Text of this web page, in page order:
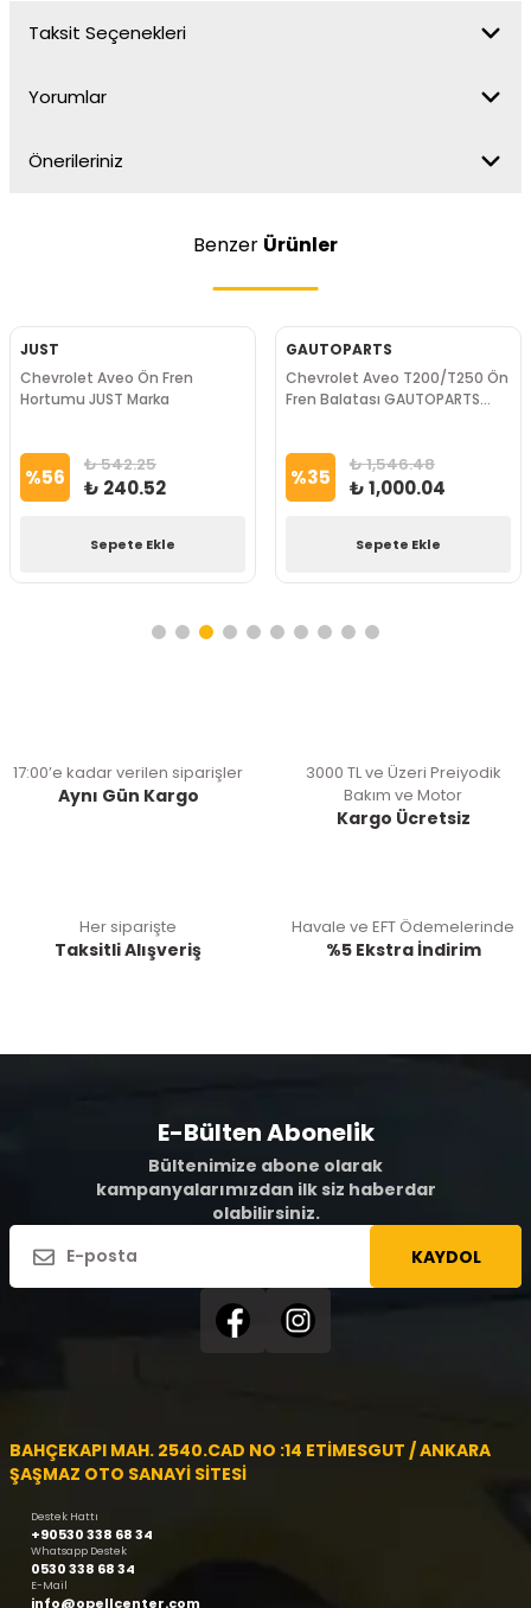
Taksit Seçenekleri
Yorumlar
Önerileriniz
Benzer Ürünler
JUST
Chevrolet Aveo Ön Fren
Hortumu JUST Marka
%56 ₺ 542.25
₺ 240.52
Sepete Ekle
GAUTOPARTS
Chevrolet Aveo T200/T250 Ön
Fren Balatası GAUTOPARTS
%35 ₺ 1,546.48
₺ 1,000.04
Sepete Ekle
17:00’e kadar verilen siparişler
Aynı Gün Kargo
3000 TL ve Üzeri Preiyodik
Bakım ve Motor
Kargo Ücretsiz
Her siparişte
Taksitli Alışveriş
Havale ve EFT Ödemelerinde
%5 Ekstra İndirim
E-Bülten Abonelik
Bültenimize abone olarak
kampanyalarımızdan ilk siz haberdar
olabilirsiniz.
KAYDOL
BAHÇEKAPI MAH. 2540.CAD NO :14 ETİMESGUT / ANKARA
ŞAŞMAZ OTO SANAYİ SİTESİ
Destek Hattı
+90530 338 68 34
Whatsapp Destek
0530 338 68 34
E-Mail
info@opellcenter.com